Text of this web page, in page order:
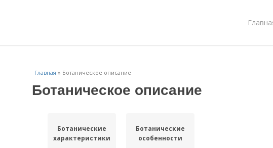
Главная » Ботаническое описание
Ботаническое описание
Ботанические
характеристики
Ботанические
особенности